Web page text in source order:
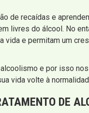
de recaídas e
livres do álcool. No
e permitam um
e por isso
vida volte à
DE